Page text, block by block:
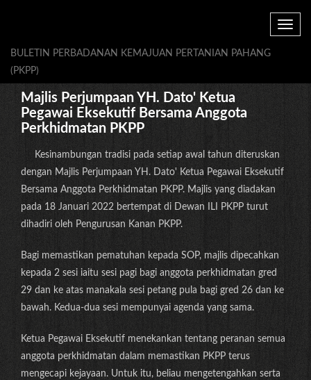
Toggle
BULETIN PERBADANAN KEMAJUAN PERTANIAN PAHANG
(PKPP)
Majlis Perjumpaan YH. Dato' Ketua
Pegawai Eksekutif Bersama Anggota
Perkhidmatan PKPP
Kesinambungan tradisi pada setiap awal tahun diteruskan
dengan Majlis Perjumpaan YH. Dato' Ketua Pegawai Eksekutif
Bersama Anggota Perkhidmatan PKPP. Majlis yang diadakan
pada 18 Januari 2022 bertempat di Dewan ILI PKPP turut
dihadiri oleh Pengurusan Kanan PKPP.
Bagi memastikan pematuhan kepada SOP, majlis dipecahkan
kepada 2 sesi iaitu sesi pagi bagi anggota perkhidmatan gred
29 dan ke atas manakala sesi petang pula bagi gred 26 dan ke
bawah. Kedua-dua sesi mempunyai agenda yang sama.
Ketua Pegawai Eksekutif menekankan tentang peranan semua
anggota perkhidmatan dalam memastikan PKPP terus
mengecapi kejayaan. Untuk itu, beliau mengetengahkan serta